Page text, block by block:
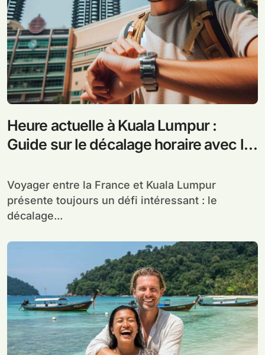
Heure actuelle à Kuala Lumpur :
Guide sur le décalage horaire avec la
Voyager entre la France et Kuala Lumpur
présente toujours un défi intéressant : le
décalage...